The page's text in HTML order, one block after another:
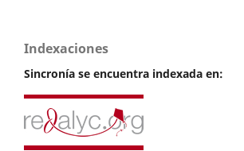
Indexaciones
Sincronía se encuentra indexada en: